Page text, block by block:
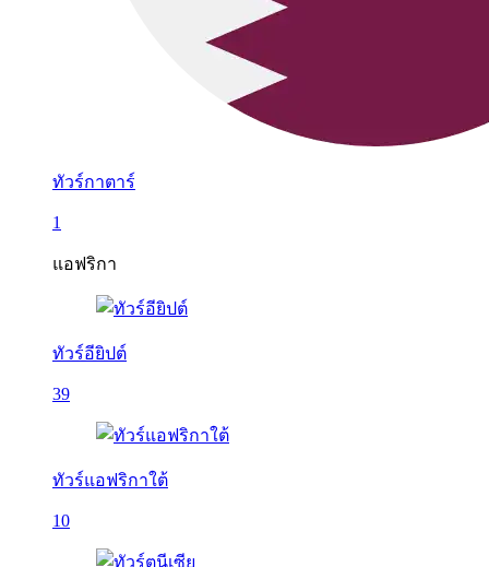
ทัวร์กาตาร์
1
แอฟริกา
ทัวร์อียิปต์
39
ทัวร์แอฟริกาใต้
10